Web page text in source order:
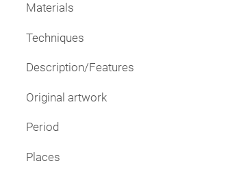
Materials
Techniques
Description/Features
Original artwork
Period
Places